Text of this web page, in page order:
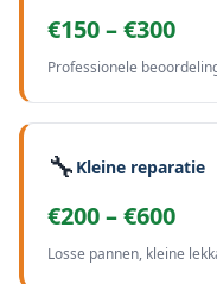
€150 – €300
Professionele
🔧 Kleine reparatie
€200 – €600
Losse pannen, kleine